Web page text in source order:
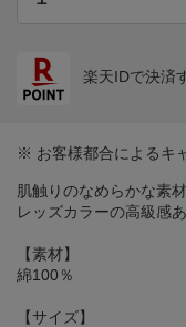
楽天IDで決済
※ お客様都合によるキ
肌触りのなめらかな素
レッズカラーの高級感
【素材】
綿100％
【サイズ】